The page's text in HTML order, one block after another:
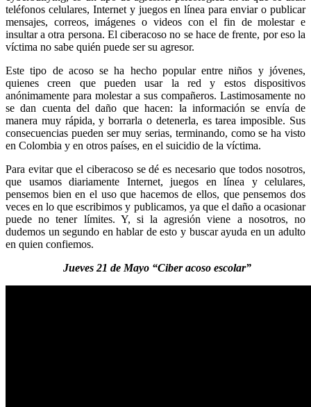
teléfonos celulares, Internet y juegos en línea para enviar o publicar
mensajes, correos, imágenes o videos con el fin de molestar e
insultar a otra persona. El ciberacoso no se hace de frente, por eso la
víctima no sabe quién puede ser su agresor.
Este tipo de acoso se ha hecho popular entre niños y jóvenes,
quienes creen que pueden usar la red y estos dispositivos
anónimamente para molestar a sus compañeros. Lastimosamente no
se dan cuenta del daño que hacen: la información se envía de
manera muy rápida, y borrarla o detenerla, es tarea imposible. Sus
consecuencias pueden ser muy serias, terminando, como se ha visto
en Colombia y en otros países, en el suicidio de la víctima.
Para evitar que el ciberacoso se dé es necesario que todos nosotros,
que usamos diariamente Internet, juegos en línea y celulares,
pensemos bien en el uso que hacemos de ellos, que pensemos dos
veces en lo que escribimos y publicamos, ya que el daño a ocasionar
puede no tener límites. Y, si la agresión viene a nosotros, no
dudemos un segundo en hablar de esto y buscar ayuda en un adulto
en quien confiemos.
Jueves 21 de Mayo “Ciber acoso escolar”